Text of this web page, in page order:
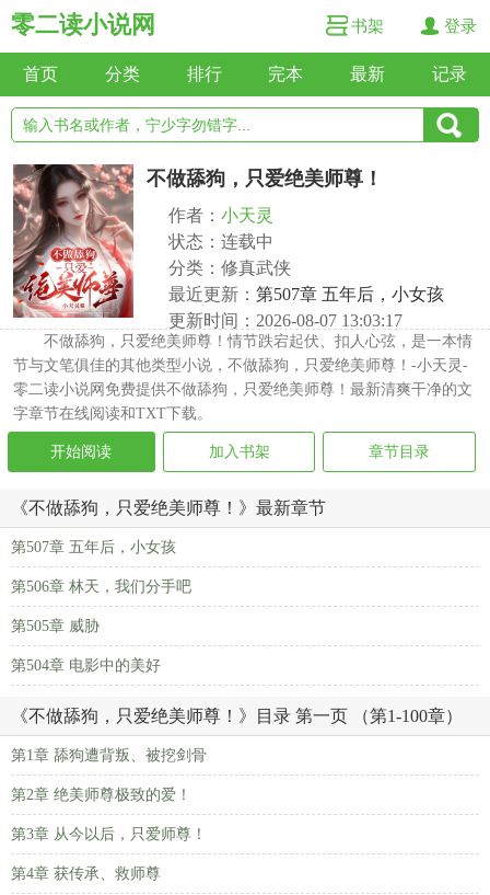
零二读小说网 书架 登录
首页 分类 排行 完本 最新 记录
不做舔狗，只爱绝美师尊！
作者： 小天灵
状态：连载中
分类：修真武侠
最近更新： 第507章 五年后，小女孩
更新时间：2026-08-07 13:03:17
不做舔狗，只爱绝美师尊！情节跌宕起伏、扣人心弦，是一本情
节与文笔俱佳的其他类型小说，不做舔狗，只爱绝美师尊！-小天灵-
零二读小说网免费提供不做舔狗，只爱绝美师尊！最新清爽干净的文
字章节在线阅读和TXT下载。
开始阅读 加入书架 章节目录
《不做舔狗，只爱绝美师尊！》最新章节
第507章 五年后，小女孩
第506章 林天，我们分手吧
第505章 威胁
第504章 电影中的美好
《不做舔狗，只爱绝美师尊！》目录 第一页 （第1-100章）
第1章 舔狗遭背叛、被挖剑骨
第2章 绝美师尊极致的爱！
第3章 从今以后，只爱师尊！
第4章 获传承、救师尊